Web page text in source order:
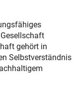
gehört in
Selbstverständnis